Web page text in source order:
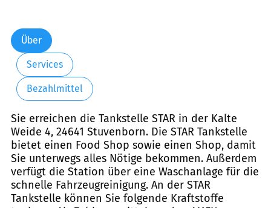
Über
Services
Bezahlmittel
Sie erreichen die Tankstelle STAR in der Kalte
Weide 4, 24641 Stuvenborn. Die STAR Tankstelle
bietet einen Food Shop sowie einen Shop, damit
Sie unterwegs alles Nötige bekommen. Außerdem
verfügt die Station über eine Waschanlage für die
schnelle Fahrzeugreinigung. An der STAR
Tankstelle können Sie folgende Kraftstoffe